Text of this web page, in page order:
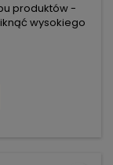
produktów -
wysokiego
i osobno inne